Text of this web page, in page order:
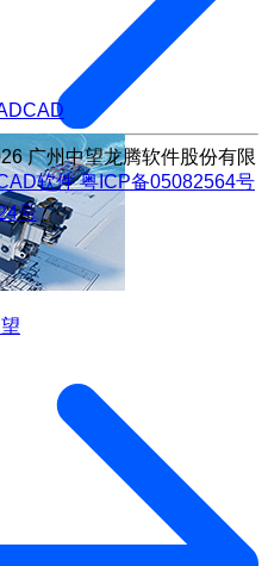
CAD
广州中望龙腾软件股份有限
软件粤ICP备05082564号
号